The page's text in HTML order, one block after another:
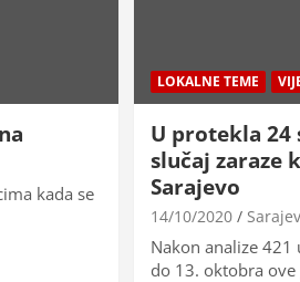
kada se
LOKALNE TEME
U protekla 24
slučaj zaraze
Sarajevo
14/10/2020
Nakon analize
do 13. oktobra